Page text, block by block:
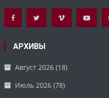
АРХИВЫ
Август 2026 (18)
Июль 2026 (78)